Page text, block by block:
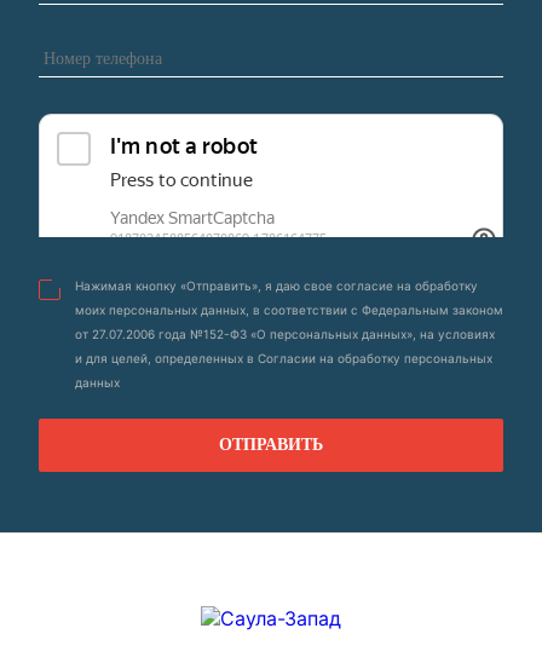
Нажимая кнопку «Отправить», я даю свое согласие на обработку
моих персональных данных, в соответствии с Федеральным законом
от 27.07.2006 года №152-ФЗ «О персональных данных», на условиях
и для целей, определенных в Согласии на обработку персональных
данных